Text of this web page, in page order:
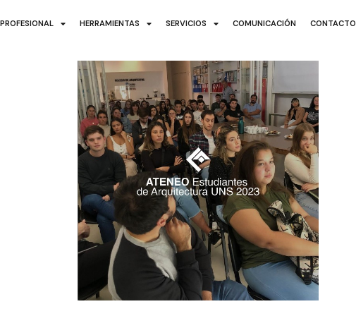
HERRAMIENTAS SERVICIOS COMUNICACIÓN CONTACTO